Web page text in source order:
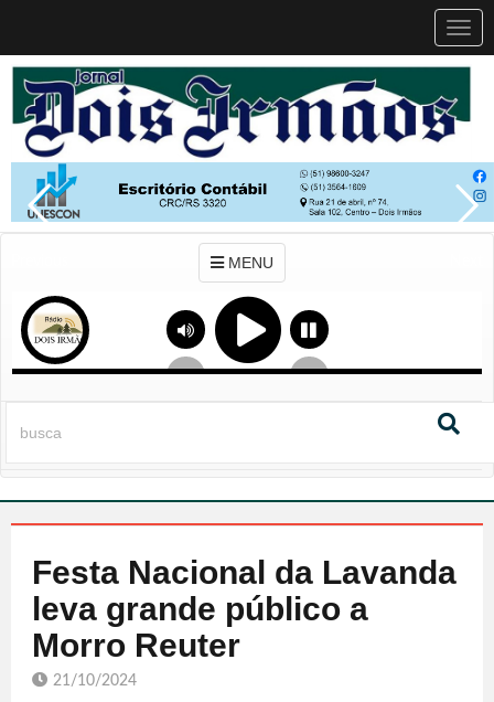
MENU
Festa Nacional da Lavanda
leva grande público a
Morro Reuter
21/10/2024